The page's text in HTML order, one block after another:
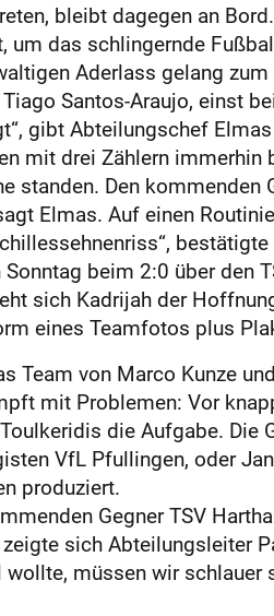
bleibt dagegen an
um das schlingernde
Aderlass gelang
Santos-Araujo, einst
gibt Abteilungschef
mit drei Zählern immerhin
standen. Den kommenden
Elmas. Auf einen
beim 2:0 über den
sich Kadrijah der
eines Teamfotos plus
Team von Marco Kunze
mit Problemen: Vor
die Aufgabe. Die
VfL Pfullingen, oder
produziert.
Gegner TSV
sich Abteilungsleiter
müssen wir schlauer